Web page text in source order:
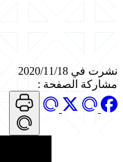
نشرت في 2020/11/18
مشاركة الصفحة :